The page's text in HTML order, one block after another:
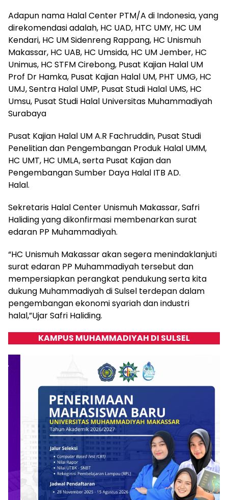
Adapun nama Halal Center PTM/A di Indonesia, yang
direkomendasi adalah, HC UAD, HTC UMY, HC UM
Kendari, HC UM Sidenreng Rappang, HC Unismuh
Makassar, HC UAB, HC Umsida, HC UM Jember, HC
Unimus, HC STFM Cirebong, Pusat Kajian Halal UM
Prof Dr Hamka, Pusat Kajian Halal UM, PHT UMG, HC
UMJ, Sentra Halal UMP, Pusat Studi Halal UMS, HC
Umsu, Pusat Studi Halal Universitas Muhammadiyah
Surabaya
Pusat Kajian Halal UM A.R Fachruddin, Pusat Studi
Penelitian dan Pengembangan Produk Halal UMM,
HC UMT, HC UMLA, serta Pusat Kajian dan
Pengembangan Sumber Daya Halal ITB AD.
Halal.
Sekretaris Halal Center Unismuh Makassar, Safri
Haliding yang dikonfirmasi membenarkan surat
edaran PP Muhammadiyah.
“HC Unismuh Makassar akan segera menindaklanjuti
surat edaran PP Muhammadiyah tersebut dan
mempersiapkan perangkat pendukung serta kita
dukung Muhammadiyah di Sulsel terdepan dalam
pengembangan ekonomi syariah dan industri
halal,”Ujar Safri Haliding.
KAMPUS MUHAMMADIYAH DI SULSEL